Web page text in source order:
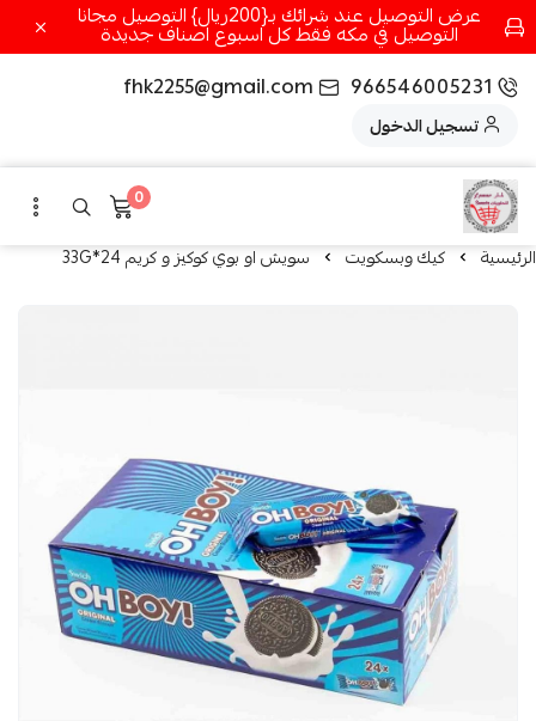
عرض التوصيل عند شرائك بـ{200ريال} التوصيل مجانا
التوصيل في مكه فقط كل اسبوع اصناف جديدة
966546005231
fhk2255@gmail.com
تسجيل الدخول
0
الرئيسية كيك وبسكويت سويش او بوي كوكيز و كريم 24*33G